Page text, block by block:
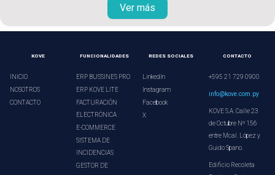
Ver más
KOVE
INICIO
NOSOTROS
CONTACTO
FUNCIONALIDADES
ERP BUSSINES PRO
ERP KOVE LITE
FACTURACIÓN
ELECTRÓNICA
E-COMMERCE
SISTEMA DE
INCIDENCIAS
GESTOR DE
REDES SOCIALES
LinkedIn
Instagram
Facebook
X
CONTACTO
+595 21 729 0900
info@kove.com.py
KOVE S.A. Calle 23
de Octubre Nº 156
entre Mcal. López y
Guido Spano.
Edificio Recoleta